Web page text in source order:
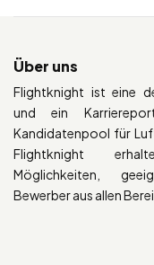
Über uns
Flightknight ist eine
und ein
Kandidatenpool für
Flightknight
Möglichkeiten,
Bewerber aus allen